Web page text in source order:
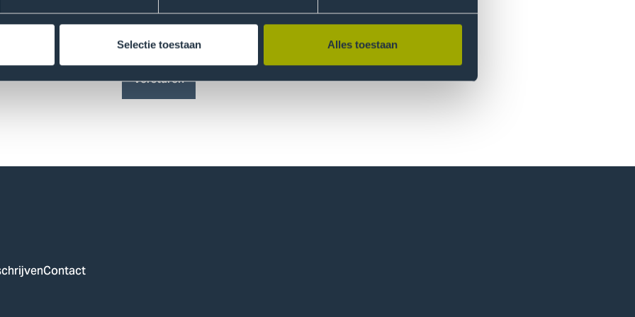
Selectie toestaan Alles toestaan
Hogeschool met jouw gegevens omgaat, vind je in deprivacyverklaring.
Versturen
Contact